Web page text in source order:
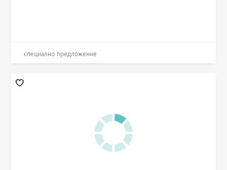
специално предложение